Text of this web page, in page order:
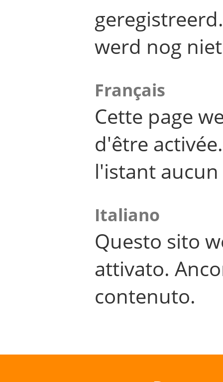
werd nog
Français
Cette page
d'être
l'istant
Italiano
Questo sito
attivato.
contenuto.